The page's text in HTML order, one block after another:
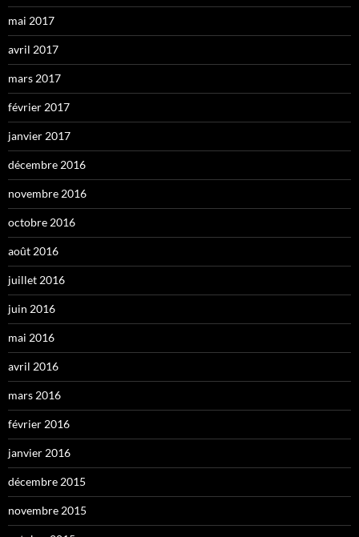
mai 2017
avril 2017
mars 2017
février 2017
janvier 2017
décembre 2016
novembre 2016
octobre 2016
août 2016
juillet 2016
juin 2016
mai 2016
avril 2016
mars 2016
février 2016
janvier 2016
décembre 2015
novembre 2015